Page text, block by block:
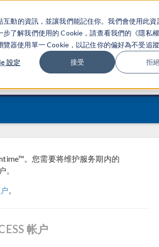
動的資訊，並讓我們能記住你。我們會使用此資
了解我們使用的 Cookie，請查看我們的《隱私權
器使用單一 Cookie，以記住你的偏好為不受追蹤
設定 接受 拒絕
产品 行
。您需要将维护服务期内的
。
。
帐户